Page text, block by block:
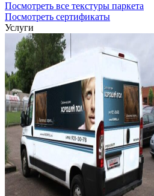
Посмотреть все текстуры паркета
Посмотреть сертификаты
Услуги